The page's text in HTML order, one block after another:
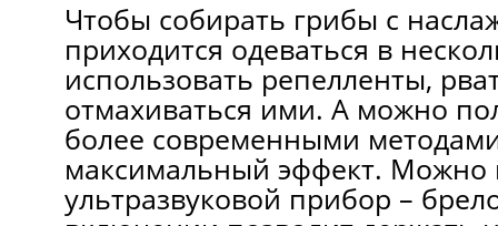
Чтобы собирать грибы с
приходится одеваться в
использовать репелленты,
отмахиваться ими. А можно
более современными
максимальный эффект. Можно
ультразвуковой прибор –